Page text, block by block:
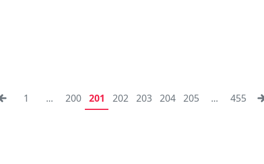
1 ... 200 201 202 203 204 205 ... 455